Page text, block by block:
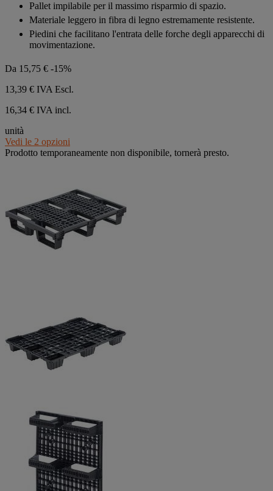
stelle.
Pallet impilabile per il massimo risparmio di spazio.
Materiale leggero in fibra di legno estremamente resistente.
Piedini che facilitano l'entrata delle forche degli apparecchi di
movimentazione.
Da 15,75 € -15%
13,39 € IVA Escl.
16,34 € IVA incl.
unità
Vedi le 2 opzioni
Prodotto temporaneamente non disponibile, tornerà presto.